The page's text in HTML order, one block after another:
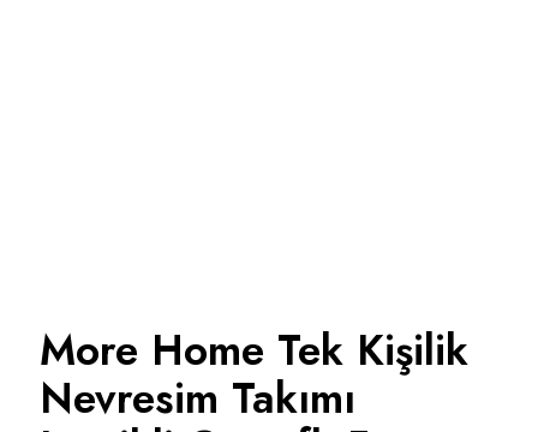
More Home Tek Kişilik
Nevresim Takımı